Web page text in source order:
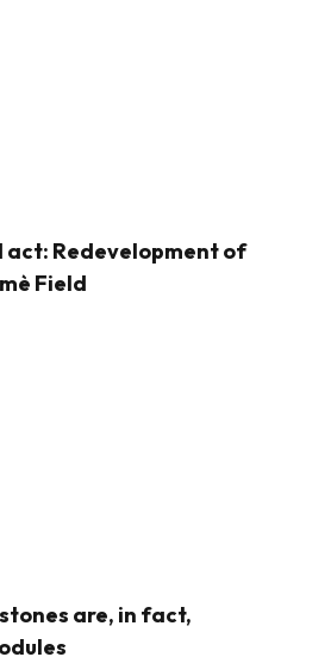
act: Redevelopment of
Field
are, in fact,